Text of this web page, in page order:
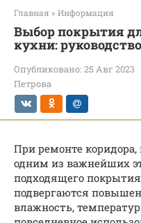
Главная » Информация
Выбор покрытия
кухни:
Опубликовано: 25 Авг 2023
Петрова
При ремонте
одним из важнейших
подходящего
подвергаются
влажность,